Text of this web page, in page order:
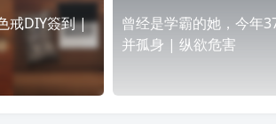
戒DIY簽到 |
曾经是学霸的她，今年
并孤身 | 纵欲危害